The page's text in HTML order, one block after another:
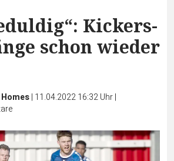
Kickers-
schon wieder
| 11.04.2022 16:32 Uhr|